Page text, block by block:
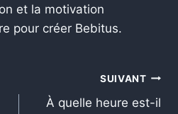
et la motivation
pour créer Bebitus.
SUIVANT
À quelle heure est-il